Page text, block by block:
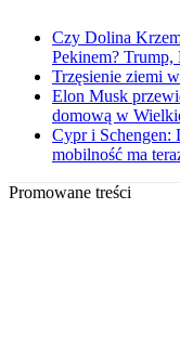
Czy Dolina
Pekinem?
Trzęsienie ziemi
Elon Musk
domową w
Cypr i Schengen:
mobilność ma
Promowane treści